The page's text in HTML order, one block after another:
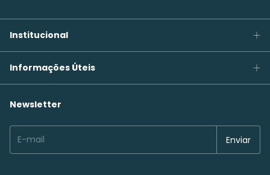
Institucional
Informações Úteis
Newsletter